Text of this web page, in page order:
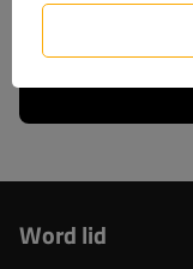
Word lid